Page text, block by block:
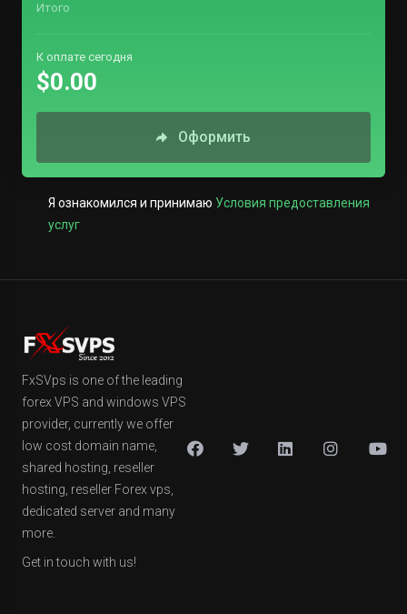
Итого
К оплате сегодня
$0.00
Оформить
Я ознакомился и принимаю Условия предоставления
услуг
FxSVps is one of the leading
forex VPS and windows VPS
provider, currently we offer
low cost domain name,
shared hosting, reseller
hosting, reseller Forex vps,
dedicated server and many
more.
Get in touch with us!